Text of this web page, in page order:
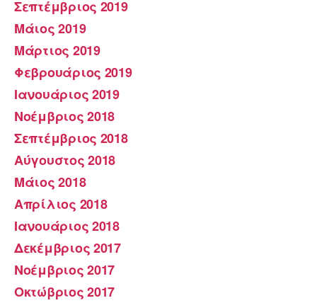
Σεπτέμβριος 2019
Μάιος 2019
Μάρτιος 2019
Φεβρουάριος 2019
Ιανουάριος 2019
Νοέμβριος 2018
Σεπτέμβριος 2018
Αύγουστος 2018
Μάιος 2018
Απρίλιος 2018
Ιανουάριος 2018
Δεκέμβριος 2017
Νοέμβριος 2017
Οκτώβριος 2017